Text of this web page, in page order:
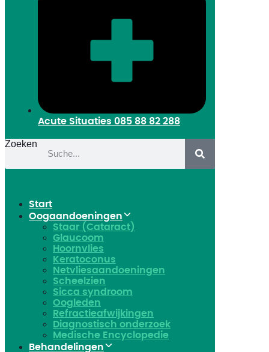
Acute Situaties 085 88 82 288
Zoeken
Start
Oogaandoeningen
Staar (Cataract)
Glaucoom
Hoornvlies
Keratoconus
Netvliesaandoeningen
Scheelzien
Sicca syndroom
Oogleden
Refractieafwijkingen
Diagnostisch onderzoek
Medische Encyclopedie
Behandelingen